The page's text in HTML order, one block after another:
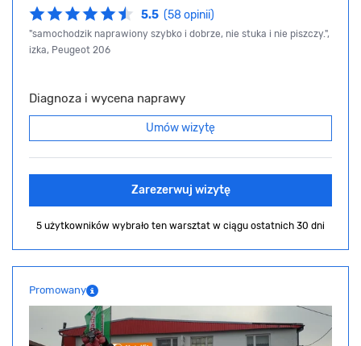
5.5 (58 opinii)
"samochodzik naprawiony szybko i dobrze, nie stuka i nie piszczy.",
izka, Peugeot 206
Diagnoza i wycena naprawy
Umów wizytę
Zarezerwuj wizytę
5 użytkowników wybrało ten warsztat w ciągu ostatnich 30 dni
Promowany